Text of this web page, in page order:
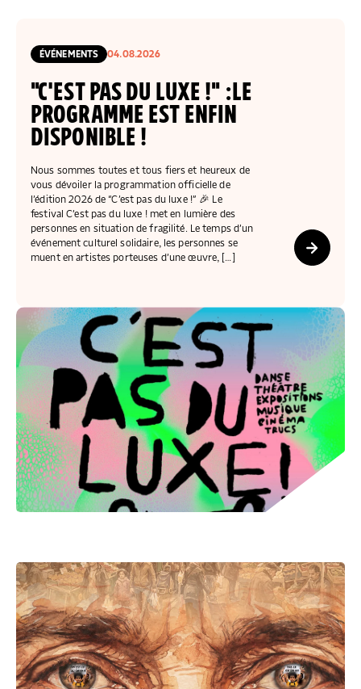
NOS ÉVÉNEMENTS
NOUS REJOINDRE
DÉFENDRE L’ACCÈS AUX DROITS
DONNER LES MOYENS D’AGIR
FAIRE UN DON IFI
RÉDUCTIONS FISCALES
ÉVÉNEMENTS 04.08.2026
"C'EST PAS DU LUXE !" :LE
PROGRAMME EST ENFIN
DISPONIBLE !
Nous sommes toutes et tous fiers et heureux de
vous dévoiler la programmation officielle de
l’édition 2026 de “C’est pas du luxe !” 🎉 Le
festival C’est pas du luxe ! met en lumière des
personnes en situation de fragilité. Le temps d’un
événement culturel solidaire, les personnes se
muent en artistes porteuses d’une œuvre, […]